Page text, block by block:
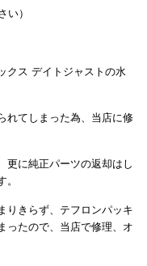
い）
クス デイトジャストの水
れてしまった為、当店に修
更に純正パーツの返却はし
りきらず、テフロンパッキ
ったので、当店で修理、オ